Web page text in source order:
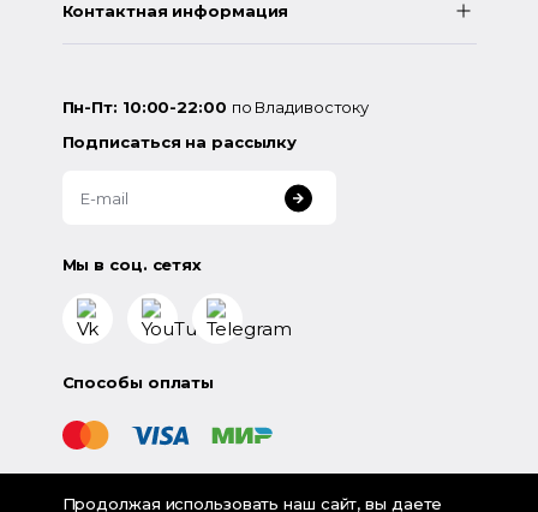
Контактная информация
Пн-Пт: 10:00-22:00 по Владивостоку
Подписаться на рассылку
Мы в соц. сетях
Способы оплаты
Продолжая использовать наш сайт, вы даете